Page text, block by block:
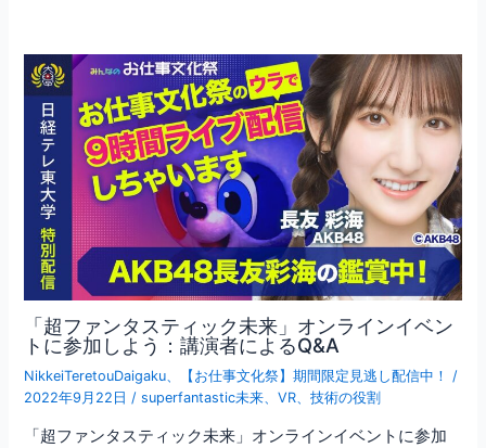
「超ファンタスティック未来」オンラインイベン
トに参加しよう：講演者によるQ&A
NikkeiTeretouDaigaku 【お仕事文化祭】期間限定見逃し配信中！
/
2022年9月22日 /superfantastic未来 、VR 、技術の役割
「超ファンタスティック未来」オンラインイベントに参加